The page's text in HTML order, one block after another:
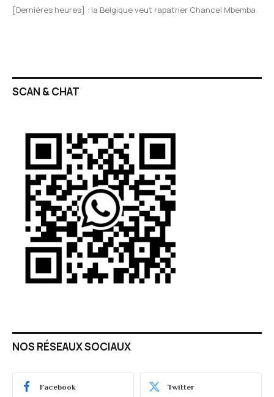
[Dernières heures] : la Belgique veut rapatrier Chancel Mbemba
SCAN & CHAT
NOS RÉSEAUX SOCIAUX
Facebook Twitter